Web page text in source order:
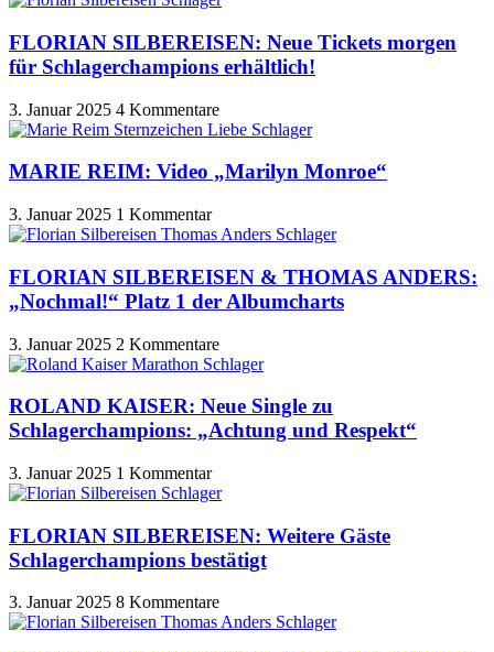
FLORIAN SILBEREISEN: Neue Tickets morgen
für Schlagerchampions erhältlich!
3. Januar 2025 4 Kommentare
MARIE REIM: Video „Marilyn Monroe“
3. Januar 2025 1 Kommentar
FLORIAN SILBEREISEN & THOMAS ANDERS:
„Nochmal!“ Platz 1 der Albumcharts
3. Januar 2025 2 Kommentare
ROLAND KAISER: Neue Single zu
Schlagerchampions: „Achtung und Respekt“
3. Januar 2025 1 Kommentar
FLORIAN SILBEREISEN: Weitere Gäste
Schlagerchampions bestätigt
3. Januar 2025 8 Kommentare